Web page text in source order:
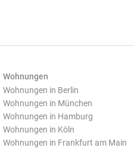
Wohnungen
Wohnungen in Berlin
Wohnungen in München
Wohnungen in Hamburg
Wohnungen in Köln
Wohnungen in Frankfurt am Main